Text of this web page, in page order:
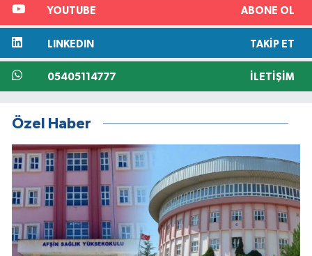
YOUTUBE ABONE OL
LINKEDIN TAKIP ET
05405114777 İLETIŞIM
Özel Haber